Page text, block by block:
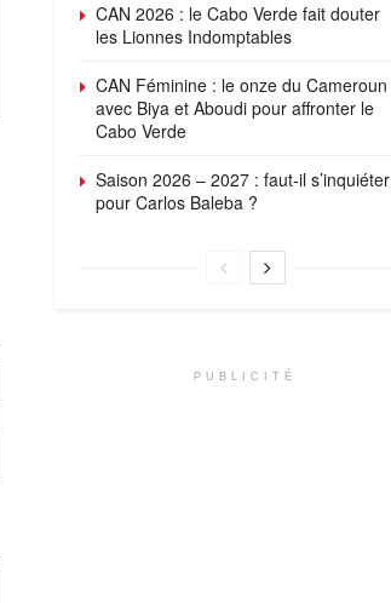
CAN 2026 : le Cabo Verde fait douter
les Lionnes Indomptables
CAN Féminine : le onze du Cameroun
avec Biya et Aboudi pour affronter le
Cabo Verde
Saison 2026 – 2027 : faut-il s’inquiéter
pour Carlos Baleba ?
PUBLICITÉ